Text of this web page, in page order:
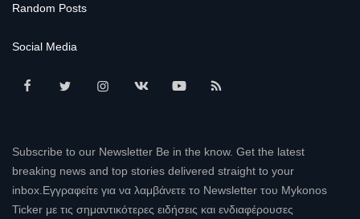
Random Posts
Social Media
Subscribe to our Newsletter Be in the know. Get the latest
breaking news and top stories delivered straight to your
inbox.Εγγραφείτε για να λαμβάνετε το Newsletter του Mykonos
Ticker με τις σημαντικότερες ειδήσεις και ενδιαφέρουσες